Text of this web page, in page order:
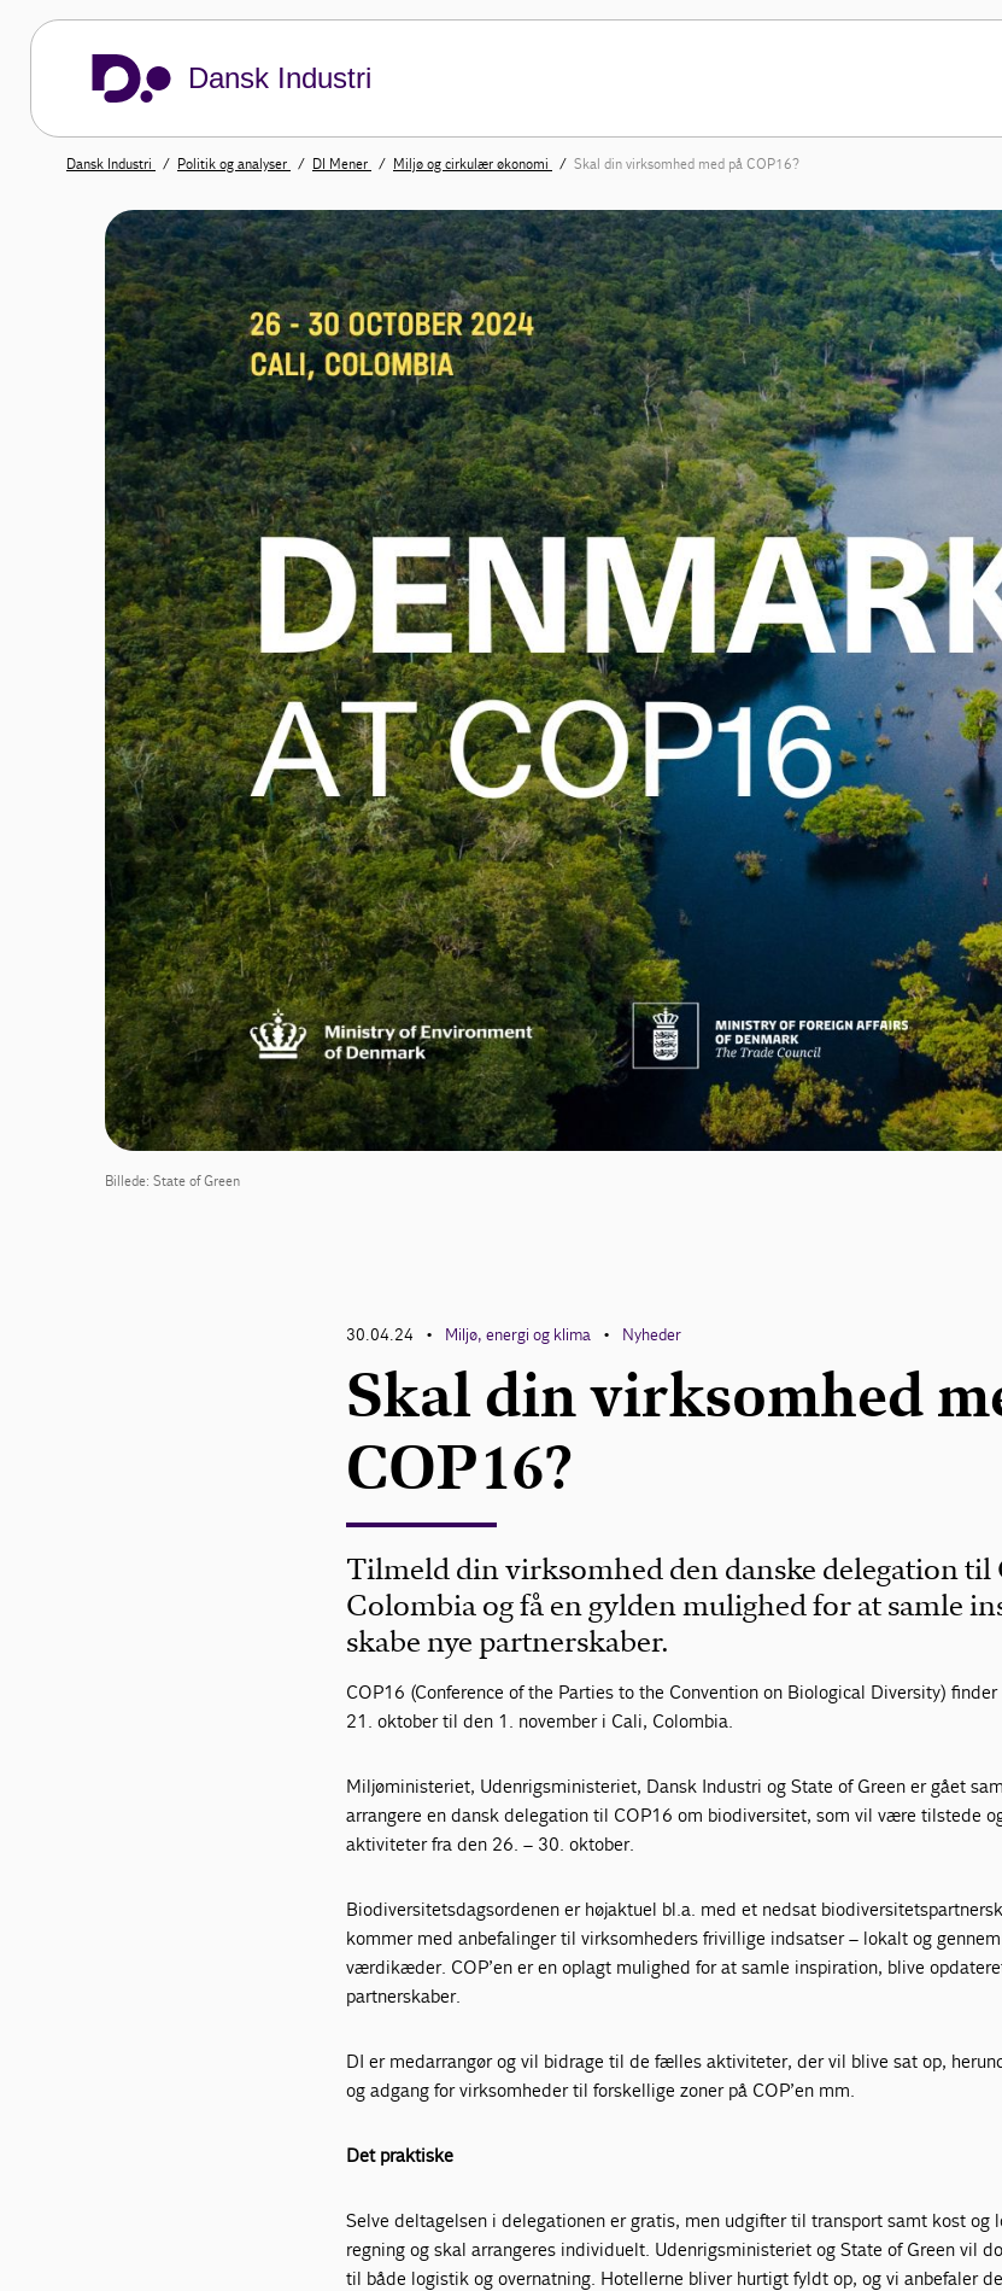
Dansk Industri
Dansk Industri Politik og analyser DI Mener Miljø og cirkulær økonomi Skal din virksomhed med på COP16?
Billede: State of Green
30.04.24 • Miljø, energi og klima • Nyheder
Skal din virksomhed
COP16?
Tilmeld din virksomhed den danske delegation til
Colombia og få en gylden mulighed for at samle
skabe nye partnerskaber.
COP16 (Conference of the Parties to the Convention on Biological Diversity)
21. oktober til den 1. november i Cali, Colombia.
Miljøministeriet, Udenrigsministeriet, Dansk Industri og State of Green er gået
arrangere en dansk delegation til COP16 om biodiversitet, som vil være tilstede
aktiviteter fra den 26. – 30. oktober.
Biodiversitetsdagsordenen er højaktuel bl.a. med et nedsat
kommer med anbefalinger til virksomheders frivillige indsatser – lokalt og
værdikæder. COP’en er en oplagt mulighed for at samle inspiration, blive
partnerskaber.
DI er medarrangør og vil bidrage til de fælles aktiviteter, der vil blive sat op,
og adgang for virksomheder til forskellige zoner på COP’en mm.
Det praktiske
Selve deltagelsen i delegationen er gratis, men udgifter til transport samt kost og
regning og skal arrangeres individuelt. Udenrigsministeriet og State of Green vil
til både logistik og overnatning. Hotellerne bliver hurtigt fyldt op, og vi anbefaler